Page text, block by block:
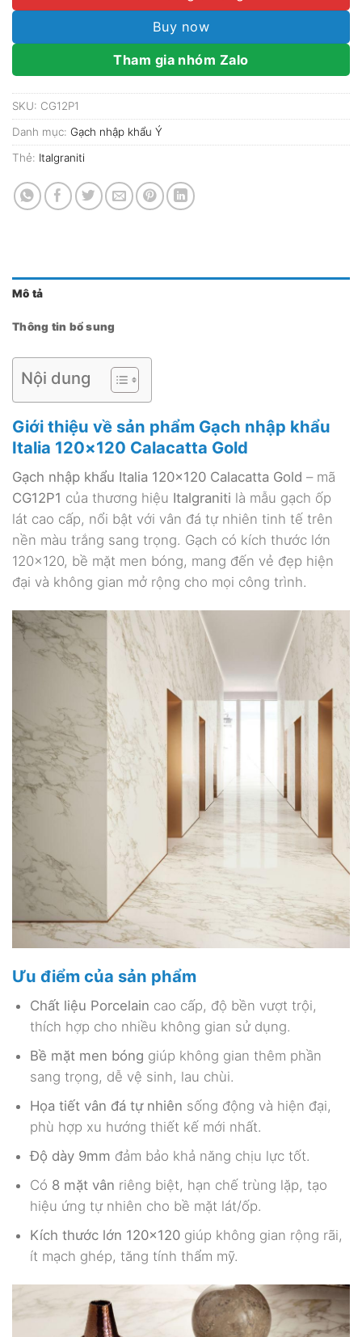
Buy now
Tham gia nhóm Zalo
SKU: CG12P1
Danh mục: Gạch nhập khẩu Ý
Thẻ: Italgraniti
Mô tả
Thông tin bổ sung
Nội dung
Giới thiệu về sản phẩm Gạch nhập khẩu
Italia 120×120 Calacatta Gold
Gạch nhập khẩu Italia 120×120 Calacatta Gold – mã
CG12P1 của thương hiệu Italgraniti là mẫu gạch ốp
lát cao cấp, nổi bật với vân đá tự nhiên tinh tế trên
nền màu trắng sang trọng. Gạch có kích thước lớn
120×120, bề mặt men bóng, mang đến vẻ đẹp hiện
đại và không gian mở rộng cho mọi công trình.
Ưu điểm của sản phẩm
Chất liệu Porcelain cao cấp, độ bền vượt trội,
thích hợp cho nhiều không gian sử dụng.
Bề mặt men bóng giúp không gian thêm phần
sang trọng, dễ vệ sinh, lau chùi.
Họa tiết vân đá tự nhiên sống động và hiện đại,
phù hợp xu hướng thiết kế mới nhất.
Độ dày 9mm đảm bảo khả năng chịu lực tốt.
Có 8 mặt vân riêng biệt, hạn chế trùng lặp, tạo
hiệu ứng tự nhiên cho bề mặt lát/ốp.
Kích thước lớn 120×120giúp không gian rộng rãi,
ít mạch ghép, tăng tính thẩm mỹ.